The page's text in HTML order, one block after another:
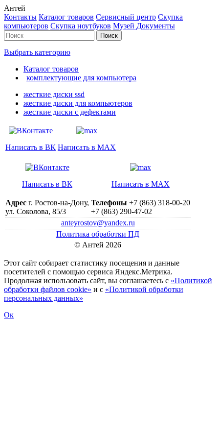
Антей
Контакты Каталог товаров Сервисный центр Cкупка
компьютеров Cкупка ноутбуков Музей Документы
Выбрать категорию
Каталог товаров
комплектующие для компьютера
жесткие диски ssd
жесткие диски для компьютеров
жесткие диски с дефектами
Написать в ВК Написать в MAX
Написать в ВК Написать в MAX
Адрес г. Ростов-на-Дону,
ул. Соколова, 85/3
Телефоны +7 (863) 318-00-20
+7 (863) 290-47-02
anteyrostov@yandex.ru
Политика обработки ПД
© Антей 2026
Этот сайт собирает статистику посещения и данные
посетителей c помощью сервиса Яндекс.Метрика.
Продолжая использовать сайт, вы соглашаетесь с «Политикой
обработки файлов cookie» и с «Политикой обработки
персональных данных»
Ок